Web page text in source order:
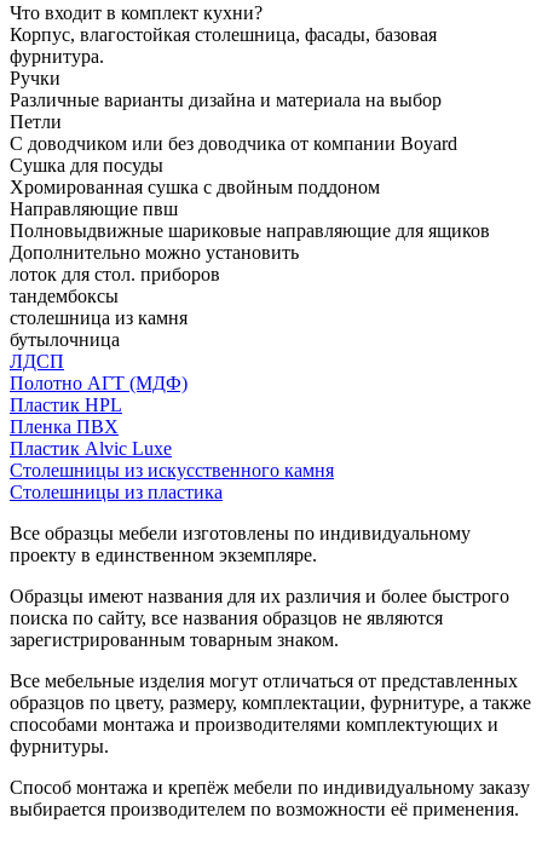
Что входит в комплект кухни?
Корпус, влагостойкая столешница, фасады, базовая
фурнитура.
Ручки
Различные варианты дизайна и материала на выбор
Петли
С доводчиком или без доводчика от компании Boyard
Сушка для посуды
Хромированная сушка с двойным поддоном
Направляющие пвш
Полновыдвижные шариковые направляющие для ящиков
Дополнительно можно установить
лоток для стол. приборов
тандембоксы
столешница из камня
бутылочница
ЛДСП
Полотно АГТ (МДФ)
Пластик HPL
Пленка ПВХ
Пластик Alvic Luxe
Столешницы из искусственного камня
Столешницы из пластика
Все образцы мебели изготовлены по индивидуальному
проекту в единственном экземпляре.
Образцы имеют названия для их различия и более быстрого
поиска по сайту, все названия образцов не являются
зарегистрированным товарным знаком.
Все мебельные изделия могут отличаться от представленных
образцов по цвету, размеру, комплектации, фурнитуре, а также
способами монтажа и производителями комплектующих и
фурнитуры.
Способ монтажа и крепёж мебели по индивидуальному заказу
выбирается производителем по возможности её применения.